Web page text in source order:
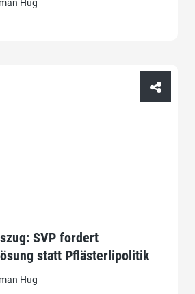
Hug
SVP fordert
statt Pflästerlipolitik
Hug